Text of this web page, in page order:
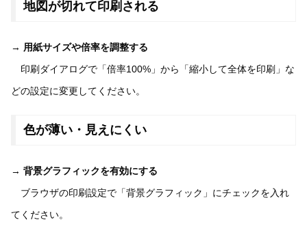
地図が切れて印刷される
→ 用紙サイズや倍率を調整する
印刷ダイアログで「倍率100%」から「縮小して全体を印刷」な
どの設定に変更してください。
色が薄い・見えにくい
→ 背景グラフィックを有効にする
ブラウザの印刷設定で「背景グラフィック」にチェックを入れ
てください。